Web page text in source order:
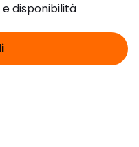
disponibilità